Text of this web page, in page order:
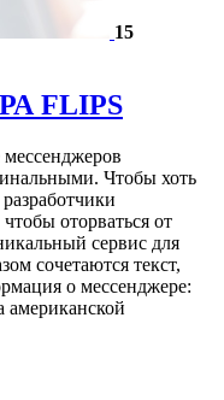
15
FLIPS
Чтобы хоть
оторваться от
сервис для
сочетаются текст,
о мессенджере: